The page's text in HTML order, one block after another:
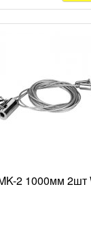
2 1000мм 2шт